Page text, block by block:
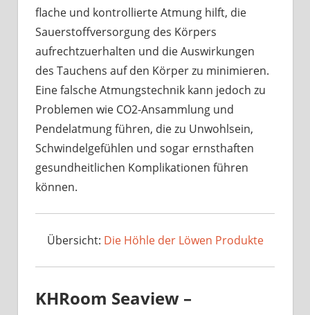
flache und kontrollierte Atmung hilft, die
Sauerstoffversorgung des Körpers
aufrechtzuerhalten und die Auswirkungen
des Tauchens auf den Körper zu minimieren.
Eine falsche Atmungstechnik kann jedoch zu
Problemen wie CO2-Ansammlung und
Pendelatmung führen, die zu Unwohlsein,
Schwindelgefühlen und sogar ernsthaften
gesundheitlichen Komplikationen führen
können.
Übersicht: Die Höhle der Löwen Produkte
KHRoom Seaview –